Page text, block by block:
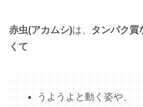
赤虫(アカムシ)は、 タンパク質
くて
うようよと動く姿や、